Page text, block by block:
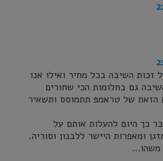
זכות השיבה בכל מחיר ואילו אנו
גם בחלומות הכי שחורים
הזאת של טראמפ תתמוסס ותשאיר
כך היום להעלות אותם על
ומאפרות היישר ללבנון וסוריה.
משהו…